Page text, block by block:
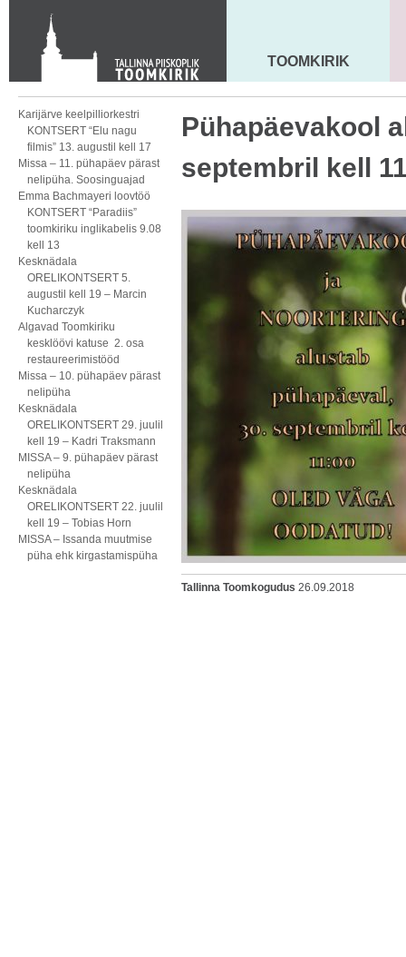
KONTAKT
Toom-Kooli 6, 10130 TALLINN
tallinna.toom@eelk.ee
MAARJA KIRIK
TOOMKIRIK
Karijärve keelpilliorkestri
KONTSERT “Elu nagu
filmis” 13. augustil kell 17
Missa – 11. pühapäev pärast
nelipüha. Soosinguajad
Emma Bachmayeri loovtöö
KONTSERT “Paradiis”
toomkiriku inglikabelis 9.08
kell 13
Kesknädala
ORELIKONTSERT 5.
augustil kell 19 – Marcin
Kucharczyk
Algavad Toomkiriku
kesklöövi katuse 2. osa
restaureerimistööd
Missa – 10. pühapäev pärast
nelipüha
Kesknädala
ORELIKONTSERT 29. juulil
kell 19 – Kadri Traksmann
MISSA – 9. pühapäev pärast
nelipüha
Kesknädala
ORELIKONTSERT 22. juulil
kell 19 – Tobias Horn
MISSA – Issanda muutmise
püha ehk kirgastamispüha
Pühapäevakool
septembril kell
Tallinna Toomkogudus 26.09.2018